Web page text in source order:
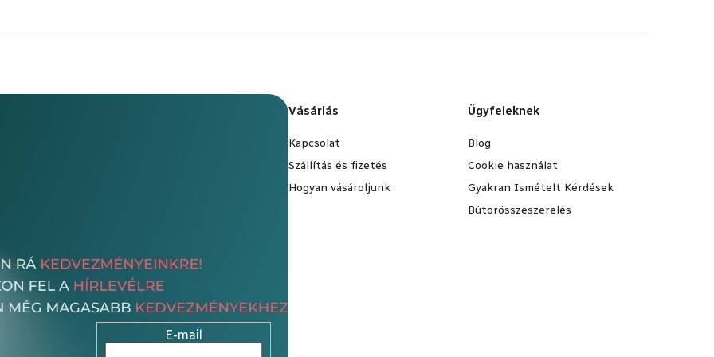
E-mail
Vásárlás
Kapcsolat
Szállítás és fizetés
Hogyan vásároljunk
Ügyfeleknek
Blog
Cookie használat
Gyakran Ismételt Kérdések
Bútorösszeszerelés